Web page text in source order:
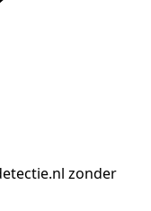
zonder